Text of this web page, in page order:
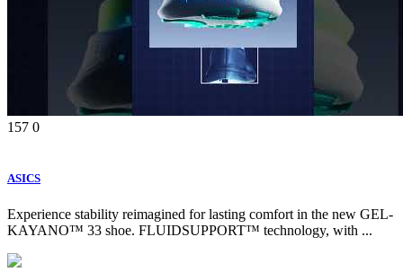
157 0
ASICS
Experience stability reimagined for lasting comfort in the new GEL-
KAYANO™ 33 shoe. FLUIDSUPPORT™ technology, with ...